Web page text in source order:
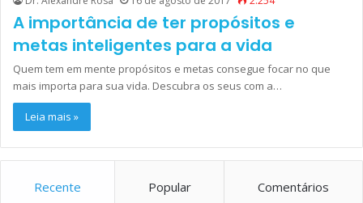
A importância de ter propósitos e
metas inteligentes para a vida
Quem tem em mente propósitos e metas consegue focar no que
mais importa para sua vida. Descubra os seus com a…
Leia mais »
Recente Popular Comentários